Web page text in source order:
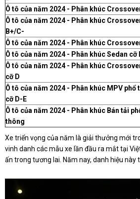
Ô tô của năm 2024 - Phân khúc
Ô tô của năm 2024 - Phân khúc
B+/C-
Ô tô của năm 2024 - Phân khúc
Ô tô của năm 2024 - Phân khúc Sedan cỡ
Ô tô của năm 2024 - Phân khúc
cỡ D
Ô tô của năm 2024 - Phân khúc MPV phổ
cỡ D-E
Ô tô của năm 2024 - Phân khúc Bán tải
thông
Xe triển vọng của năm là giải thưởng mới
vinh danh các mẫu xe lần đầu ra mắt tại
ấn trong tương lai. Năm nay, danh hiệu này